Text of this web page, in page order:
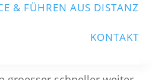
& FÜHREN AUS DISTANZ
KONTAKT